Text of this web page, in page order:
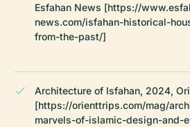
Esfahan News [https://
news.com/isfahan-historical-
from-the-past/]
Architecture of Isfahan, 2024,
[https://orienttrips.com/mag/
marvels-of-islamic-design-and-